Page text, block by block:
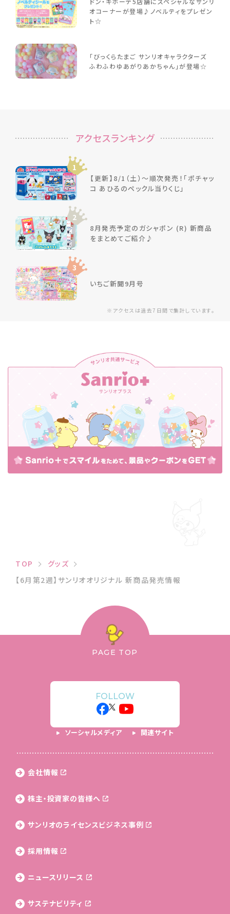
オコーナーが登場♪ノベルティをプレゼン
ト☆
「びっくらたまご サンリオキャラクターズ
ふわふわゆあがりあかちゃん」が登場☆
※アクセスは過去7日間で集計しています。
アクセスランキング
1
【更新】8/1（土）～順次発売！「ポチャッ
コ あひるのペックル当りくじ」
2
8月発売予定のガシャポン (R) 新商品
をまとめてご紹介♪
3
いちご新聞9月号
TOP
グッズ
【6月第2週】サンリオオリジナル 新商品発売情報
PAGE TOP
FOLLOW
ソーシャルメディア 関連サイト
会社情報
株主・投資家の皆様へ
サンリオのライセンスビジネス事例
採用情報
ニュースリリース
サステナビリティ